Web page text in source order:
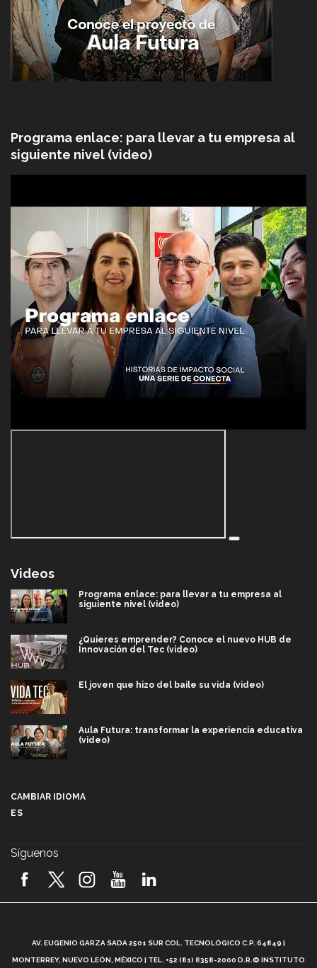
Programa enlace: para llevar a tu empresa al
siguiente nivel (video)
Videos
Programa enlace: para llevar a tu empresa al
siguiente nivel (video)
¿Quieres emprender? Conoce el nuevo HUB de
Innovación del Tec (video)
El joven que hizo del baile su vida (video)
Aula Futura: transformar la experiencia educativa
(video)
2026! (video)
¿Cómo es el Modelo Educativo Tec? (video)
CAMBIAR IDIOMA
ES
Síguenos
AV. EUGENIO GARZA SADA 2501 SUR COL. TECNOLÓGICO C.P. 64849 |
MONTERREY, NUEVO LEÓN, MÉXICO | TEL. +52 (81) 8358-2000 D.R.© INSTITUTO